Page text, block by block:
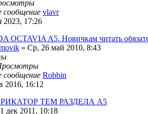
сообщение vlavr
2023, 17:26
OCTAVIA A5. Новичкам читать
» Ср, 26 май 2010, 8:43
сообщение Robbin
2016, 16:12
ТЕМ РАЗДЕЛА А5
дек 2011, 10:18